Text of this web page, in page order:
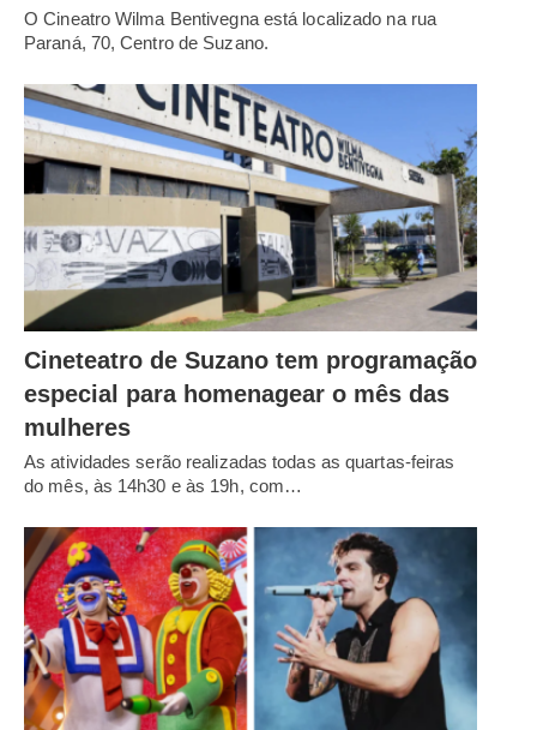
O Cineatro Wilma Bentivegna está localizado na rua
Paraná, 70, Centro de Suzano.
Cineteatro de Suzano tem programação
especial para homenagear o mês das
mulheres
As atividades serão realizadas todas as quartas-feiras
do mês, às 14h30 e às 19h, com…